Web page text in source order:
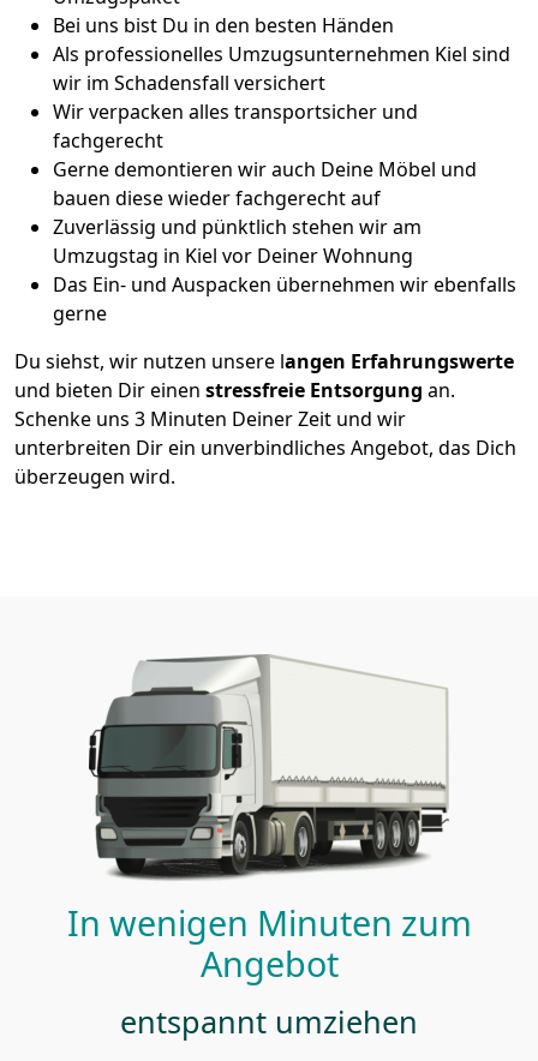
Bei uns bist Du in den besten Händen
Als professionelles Umzugsunternehmen Kiel sind
wir im Schadensfall versichert
Wir verpacken alles transportsicher und
fachgerecht
Gerne demontieren wir auch Deine Möbel und
bauen diese wieder fachgerecht auf
Zuverlässig und pünktlich stehen wir am
Umzugstag in Kiel vor Deiner Wohnung
Das Ein- und Auspacken übernehmen wir ebenfalls
gerne
Du siehst, wir nutzen unsere langen Erfahrungswerte
und bieten Dir einen stressfreie Entsorgung an.
Schenke uns 3 Minuten Deiner Zeit und wir
unterbreiten Dir ein unverbindliches Angebot, das Dich
überzeugen wird.
In wenigen Minuten zum
Angebot
entspannt umziehen